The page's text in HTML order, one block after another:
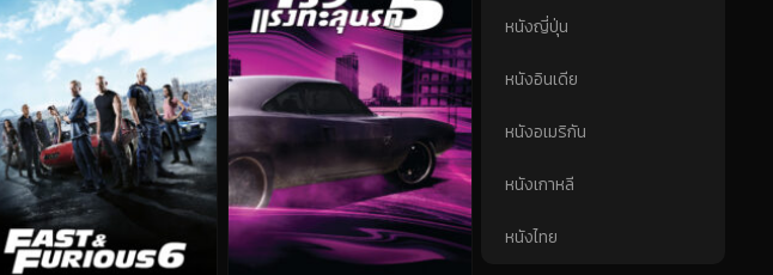
หนังญี่ปุ่น
หนังอินเดีย
หนังอเมริกัน
หนังเกาหลี
หนังไทย